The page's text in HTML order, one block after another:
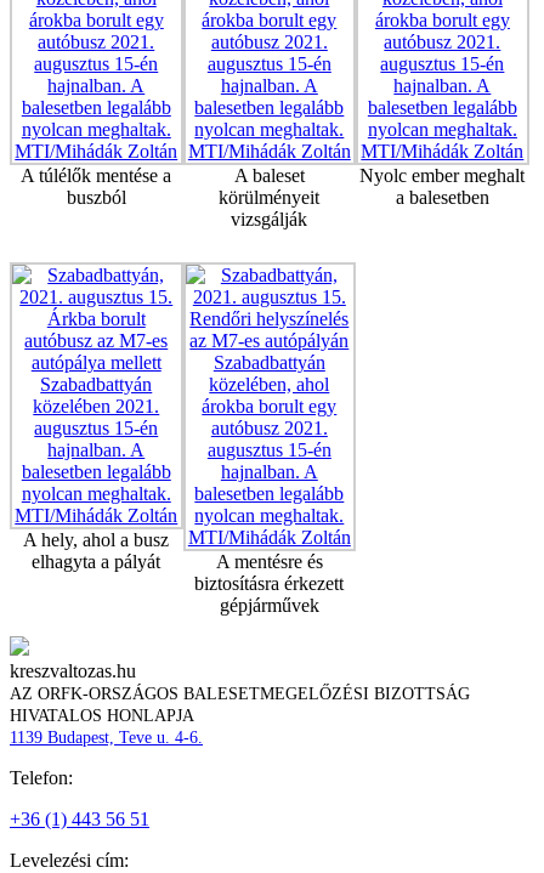
A túlélők mentése a
buszból
A baleset
körülményeit
vizsgálják
Nyolc ember meghalt
a balesetben
A hely, ahol a busz
elhagyta a pályát
A mentésre és
biztosításra érkezett
gépjárművek
kreszvaltozas.hu
AZ ORFK-ORSZÁGOS BALESETMEGELŐZÉSI BIZOTTSÁG
HIVATALOS HONLAPJA
1139 Budapest, Teve u. 4-6.
Telefon:
+36 (1) 443 56 51
Levelezési cím: